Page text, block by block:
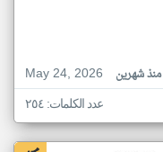
May 24, 2026
منذ شهرين
عدد الكلمات: ٢٥٤